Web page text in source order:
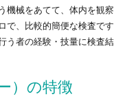
機械をあてて、体内を観察
で、比較的簡便な検査です
う者の経験・技量に検査結
）の特徴